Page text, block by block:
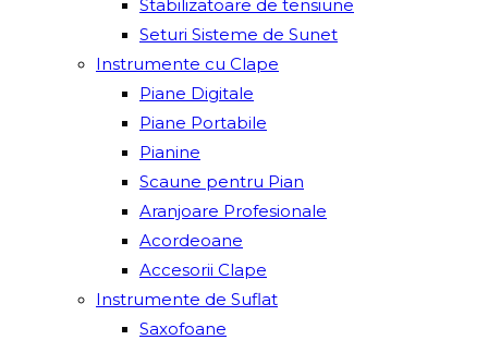
Stabilizatoare de tensiune
Seturi Sisteme de Sunet
Instrumente cu Clape
Piane Digitale
Piane Portabile
Pianine
Scaune pentru Pian
Aranjoare Profesionale
Acordeoane
Accesorii Clape
Instrumente de Suflat
Saxofoane